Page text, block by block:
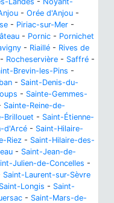
- Orée d'Anjou -
- Piriac-sur-Mer -
- Pornic - Pornichet
- Riaillé - Rives de
- Rocheservière - Saffré -
Brevin-les-Pins -
- Saint-Denis-du-
- Sainte-Gemmes-
Sainte-Reine-de-
Brillouet - Saint-Étienne-
d'Arcé - Saint-Hilaire-
Riez - Saint-Hilaire-des-
- Saint-Jean-de-
Julien-de-Concelles -
Saint-Laurent-sur-Sèvre
Saint-Longis - Saint-
- Saint-Mars-de-